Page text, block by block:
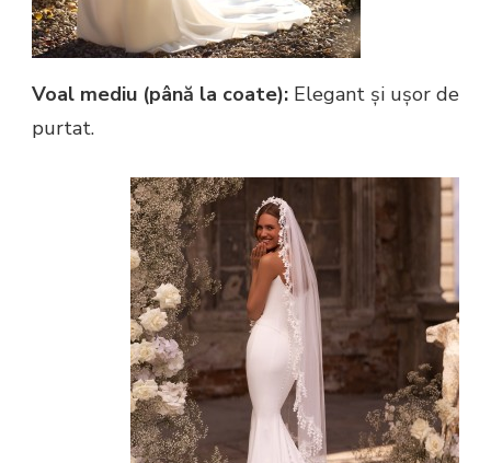
Voal mediu (până la coate): Elegant și ușor de
purtat.